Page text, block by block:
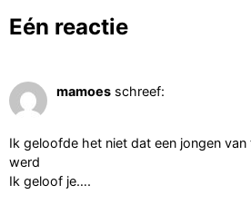
Eén reactie
mamoes schreef:
Ik geloofde het niet dat een jongen
werd
Ik geloof je….